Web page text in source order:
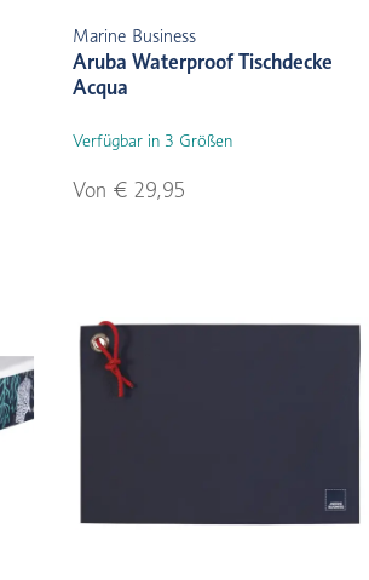
Marine Business
Aruba Waterproof Tischdecke
Acqua
Verfügbar in 3 Größen
Von € 29,95